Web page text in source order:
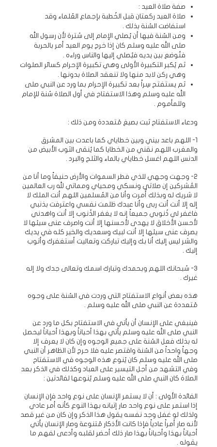
صفة صلاة العيد :
صلاة العيد ركعتان قبل الخُطبة بإجماع العُلماء وقد
استفاضت السُنة بذلك .
ومن السُنة فيها أن يُصلي الإمام إلى سُترة لأن رسول الله
صلى الله عليه وسلم كان إذا خرج يوم العيد أمر بالحربة
فتُوضع بين يديه فيُصلي إليها والناس وراءه .
ثم يُكبر التكبيرة الأولى وهي تكبيرة الإحرام كسائر الصلوات
وهي ركن لابد منها ولا تنعقد الصلاة بدونها .
ثم يستفتح سِراً بعد تكبيرة الإحرام بما ورد عن النبي صلى
الله عليه وسلم وهذا الاستفتاح في أول الصلاة سُنة للإمام
وللمأموم .
ودعاء الاستفتاح ثبت بصيغ مُتعددة ومن ذلك :
1- اللهم باعد بيني وبين خطاياي كما باعدت بين المشرق
والمغرب اللهم نقني من الخطايا كما يُنقى الثوب الأبيض من
الدنس اللهم اغسل خطاياي بالماء والثلج والبرد .
2- وجهت وجهي للذي فطر السموات والأرض حنيفاً وما أنا من
المُشركين إن صلاتي ونسكي ومحياي ومماتي لله رب العالمين
لا شريك له وبذلك أُمرت وأنا من المُسلمين اللهم أنت الملك لا
إله إلا أنت أنت ربى وأنا عبدك ظلمت نفسي واعترفت بذنبي
فاغفر لي ذُنوبي جميعاً إنه لا يغفر الذُنوب إلا أنت واهدني
لأحسن الأخلاق لا يهدى لأحسنها إلا أنت واصرف عنى سيئها لا
يصرف عنى سيئها إلا أنت لبيك وسعديك والخير كله في يديك
والشر ليس إليك أنا بك وإليك تباركت وتعاليت أستغفرك وأتوب
إليك .
3- سُبحانك اللهم وبحمدك وتبارك اسمك وتعالى جدك ولا إله
غيرك .
هذه بعض أنواع الاستفتاح التي وردت في السُنة على وجوه
مُتعددة عن النبي صلى الله عليه وسلم .
فينبغي على الإنسان أن يأتي في الاستفتاح بكل ما ورد عن
النبي صلى الله عليه وسلم يأتي بهذا أحياناً وبهذا أحياناً ليحصل
له بذلك فعل السُنة على جميع الوجوه وإن كان لا يعرف إلا
وجهاً واحداً من السُنة واقتصر عليه فلا حرج لأن الظاهر أن النبي
صلى الله عليه وسلم كان يُنوع هذه الوجوه في الاستفتاح
وفي التشهد من أجل التيسير على العباد وكذلك في الذكر بعد
الصلاة كان النبي صلى الله عليه وسلم يُنوعها لفائدتين :
الفائدة الأولى : أن لا يستمر الإنسان على نوع واحد فإن الإنسان
إذا استمر على نوع واحد صار إتيانه بهذا النوع كأنه أمر عادي
ولذلك لو غفل وجد نفسه يقول هذا الذكر وإن كان من غير قصد
لأنه صار أمراً عادياً فإذا كانت الأذكار مُتنوعة وصار الإنسان يأتي
أحياناً بهذا وأحياناً بهذا صار ذلك أحضر لقلبه وأدعى لفهم ما
يقوله .